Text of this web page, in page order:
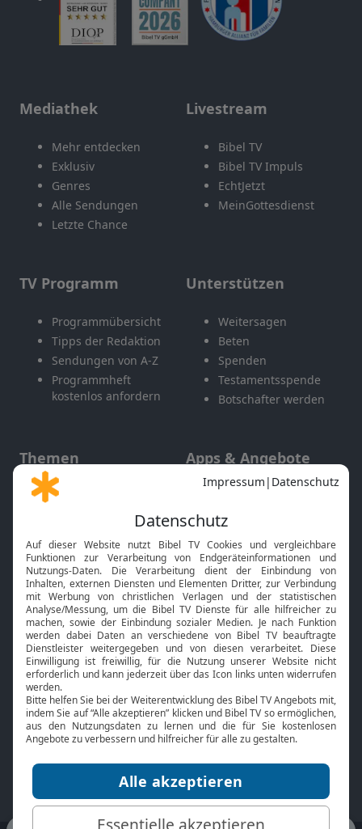
Mediathek
Mehr entdecken
Exklusiv
Genres
Alle Sendungen
Letzte Chance
Livestream
Bibel TV
Bibel TV Impuls
EchtJetzt
MeinGottesdienst
TV Programm
Programmübersicht
Tipps der Redaktion
Sendungen von A-Z
Programmheft
kostenlos anfordern
Unterstützen
Weitersagen
Beten
Spenden
Testamentsspende
Botschafter werden
Themen
Gott und Bibel erklärt
Neuigkeiten
Apps & Angebote
Mobile App
Smart TV
HbbTV
Bibelthek Online-Bibel
Nächster Gottesdienst
Bibel TV
Über uns
Jobs
Mediadaten
Service
Kontakt
TV-Empfang